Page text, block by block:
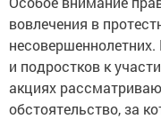
вовлечения в
и подростков к
акциях
обстоятельство, за